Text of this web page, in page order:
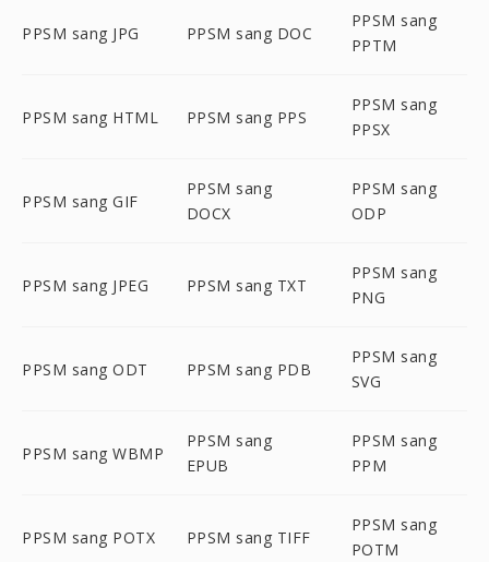
PPSM sang JPG PPSM sang DOC
PPSM sang
PPTM
PPSM sang HTML PPSM sang PPS
PPSM sang
PPSX
PPSM sang GIF
PPSM sang
DOCX
PPSM sang
ODP
PPSM sang JPEG PPSM sang TXT
PPSM sang
PNG
PPSM sang ODT PPSM sang PDB
PPSM sang
SVG
PPSM sang WBMP
PPSM sang
EPUB
PPSM sang
PPM
PPSM sang POTX PPSM sang TIFF
PPSM sang
POTM